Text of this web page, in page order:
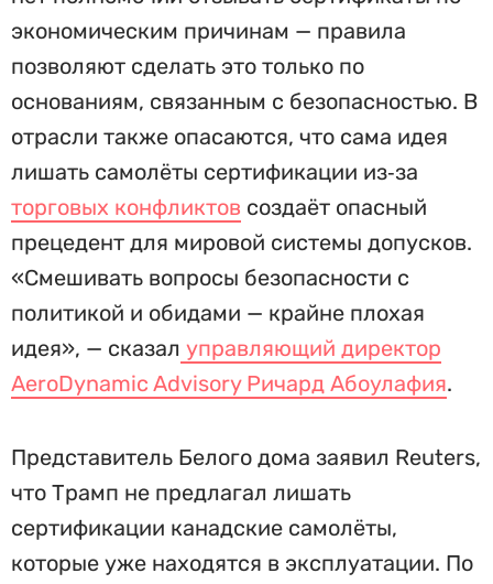
экономическим причинам — правила
позволяют сделать это только по
основаниям, связанным с безопасностью. В
отрасли также опасаются, что сама идея
лишать самолёты сертификации из‑за
торговых конфликтов создаёт опасный
прецедент для мировой системы допусков.
«Смешивать вопросы безопасности с
политикой и обидами — крайне плохая
идея», — сказал управляющий директор
AeroDynamic Advisory Ричард Абоулафия.
Представитель Белого дома заявил Reuters,
что Трамп не предлагал лишать
сертификации канадские самолёты,
которые уже находятся в эксплуатации. По